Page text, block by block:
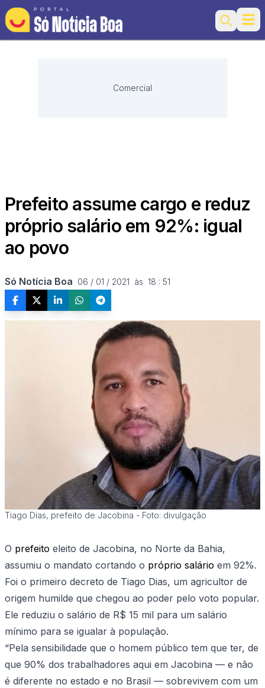
Search
Comercial
Prefeito assume cargo e reduz
próprio salário em 92%: igual
ao povo
Só Notícia Boa 06 / 01 / 2021  às  18 : 51
Tiago Dias, prefeito de Jacobina - Foto: divulgação
O prefeito eleito de Jacobina, no Norte da Bahia,
assumiu o mandato cortando o próprio salário em 92%.
Foi o primeiro decreto de Tiago Dias, um agricultor de
origem humilde que chegou ao poder pelo voto popular.
Ele reduziu o salário de R$ 15 mil para um salário
mínimo para se igualar à população.
“Pela sensibilidade que o homem público tem que ter, de
que 90% dos trabalhadores aqui em Jacobina — e não
é diferente no estado e no Brasil — sobrevivem com um